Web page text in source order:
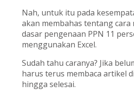
Nah, untuk itu pada
akan membahas tentang
dasar pengenaan PPN 11
menggunakan Excel.
Sudah tahu caranya? Jika
harus terus membaca artikel
hingga selesai.